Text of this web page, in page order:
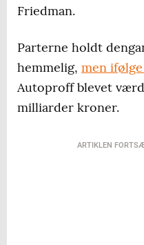
Friedman.
Parterne holdt
hemmelig, men
Autoproff blevet
milliarder kroner.
ARTIKLEN